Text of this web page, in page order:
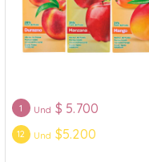
1 Und $ 5.700
12 Und $5.200